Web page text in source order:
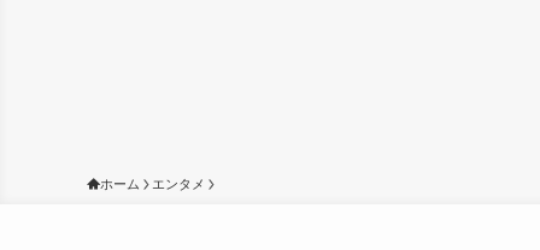
ホーム エンタメ